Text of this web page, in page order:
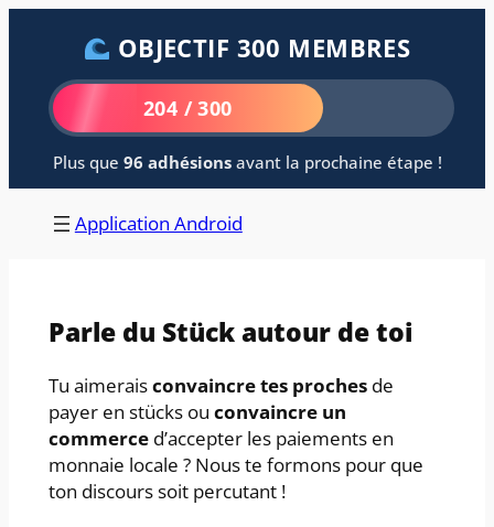
contenu
OBJECTIF 300 MEMBRES
204 / 300
Plus que 96 adhésionsavant la prochaine étape !
Application Android
Parle du Stück autour de toi
Tu aimeraisconvaincre tes prochesde
payer en stücks ou convaincre un
commerced’accepter les paiements en
monnaie locale ? Nous te formons pour que
ton discours soit percutant !